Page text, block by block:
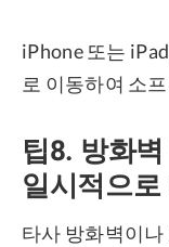
iPhone 또는
로 이동하여 소
팁8. 방화
일시적으로
타사 방화벽이